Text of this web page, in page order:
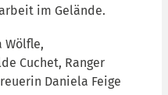
im Gelände.
Wölfle,
Cuchet, Ranger
Daniela Feige